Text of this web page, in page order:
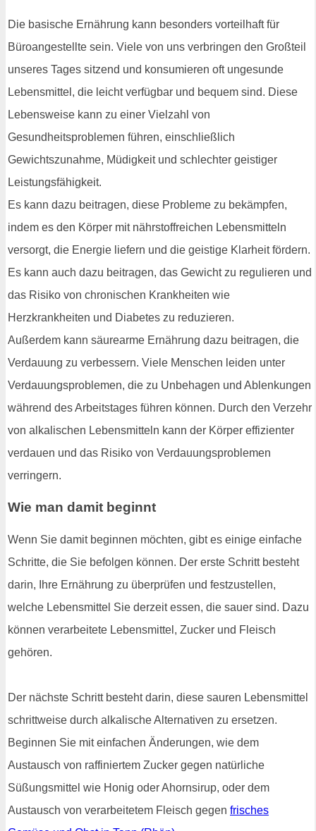
Die basische Ernährung kann besonders vorteilhaft für
Büroangestellte sein. Viele von uns verbringen den Großteil
unseres Tages sitzend und konsumieren oft ungesunde
Lebensmittel, die leicht verfügbar und bequem sind. Diese
Lebensweise kann zu einer Vielzahl von
Gesundheitsproblemen führen, einschließlich
Gewichtszunahme, Müdigkeit und schlechter geistiger
Leistungsfähigkeit.
Es kann dazu beitragen, diese Probleme zu bekämpfen,
indem es den Körper mit nährstoffreichen Lebensmitteln
versorgt, die Energie liefern und die geistige Klarheit fördern.
Es kann auch dazu beitragen, das Gewicht zu regulieren und
das Risiko von chronischen Krankheiten wie
Herzkrankheiten und Diabetes zu reduzieren.
Außerdem kann säurearme Ernährung dazu beitragen, die
Verdauung zu verbessern. Viele Menschen leiden unter
Verdauungsproblemen, die zu Unbehagen und Ablenkungen
während des Arbeitstages führen können. Durch den Verzehr
von alkalischen Lebensmitteln kann der Körper effizienter
verdauen und das Risiko von Verdauungsproblemen
verringern.
Wie man damit beginnt
Wenn Sie damit beginnen möchten, gibt es einige einfache
Schritte, die Sie befolgen können. Der erste Schritt besteht
darin, Ihre Ernährung zu überprüfen und festzustellen,
welche Lebensmittel Sie derzeit essen, die sauer sind. Dazu
können verarbeitete Lebensmittel, Zucker und Fleisch
gehören.
Der nächste Schritt besteht darin, diese sauren Lebensmittel
schrittweise durch alkalische Alternativen zu ersetzen.
Beginnen Sie mit einfachen Änderungen, wie dem
Austausch von raffiniertem Zucker gegen natürliche
Süßungsmittel wie Honig oder Ahornsirup, oder dem
Austausch von verarbeitetem Fleisch gegen frisches